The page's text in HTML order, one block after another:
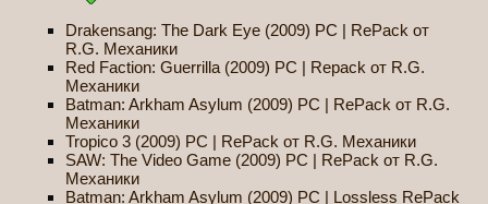
Drakensang: The Dark Eye (2009) PC | RePack от
R.G. Механики
Red Faction: Guerrilla (2009) PC | Repack от R.G.
Механики
Batman: Arkham Asylum (2009) PC | RePack от R.G.
Механики
Tropico 3 (2009) PC | RePack от R.G. Механики
SAW: The Video Game (2009) PC | RePack от R.G.
Механики
Batman: Arkham Asylum (2009) PC | Lossless RePack